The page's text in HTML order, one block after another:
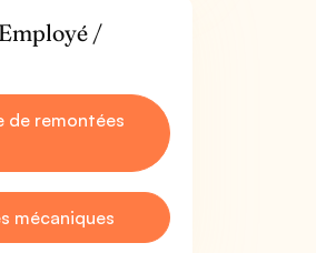
/
de remontées
mécaniques